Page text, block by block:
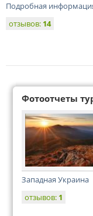
Подробная
отзывов: 14
Фотоотчеты
Западная Украина
отзывов: 1